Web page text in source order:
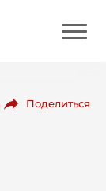
Поделиться